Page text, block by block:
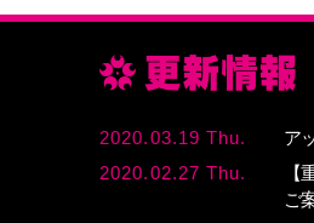
2020.03.19 Thu.
ア
2020.02.27 Thu.
【
ご